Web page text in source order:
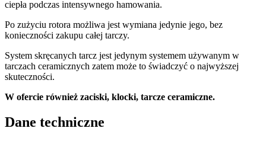
ciepła podczas intensywnego hamowania.
Po zużyciu rotora możliwa jest wymiana jedynie jego, bez
konieczności zakupu całej tarczy.
System skręcanych tarcz jest jedynym systemem używanym w
tarczach ceramicznych zatem może to świadczyć o najwyższej
skuteczności.
W ofercie również zaciski, klocki, tarcze ceramiczne.
Dane techniczne